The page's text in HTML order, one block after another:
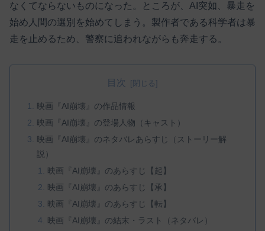
なくてならないものになった。ところが、AI突如、暴走を
始め人間の選別を始めてしまう。製作者である科学者は暴
走を止めるため、警察に追われながらも奔走する。
目次
映画『AI崩壊』の作品情報
映画『AI崩壊』の登場人物（キャスト）
映画『AI崩壊』のネタバレあらすじ（ストーリー解
説）
映画『AI崩壊』のあらすじ【起】
映画『AI崩壊』のあらすじ【承】
映画『AI崩壊』のあらすじ【転】
映画『AI崩壊』の結末・ラスト（ネタバレ）